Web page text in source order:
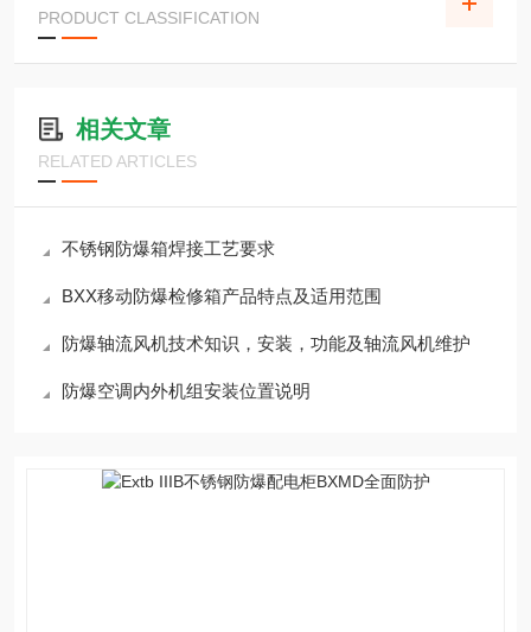
PRODUCT CLASSIFICATION
相关文章
RELATED ARTICLES
不锈钢防爆箱焊接工艺要求
BXX移动防爆检修箱产品特点及适用范围
防爆轴流风机技术知识，安装，功能及轴流风机维护
防爆空调内外机组安装位置说明